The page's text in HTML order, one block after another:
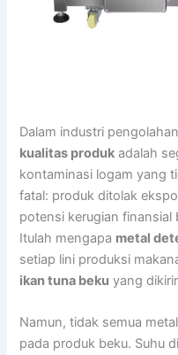
Dalam industri
kualitas produk adalah
kontaminasi logam yang
fatal: produk ditolak
potensi kerugian finansial
Itulah mengapa metal
setiap lini produksi
ikan tuna beku yang
Namun, tidak semua
pada produk beku. Suhu